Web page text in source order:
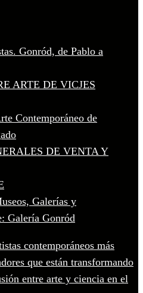
Gonród, de Pablo a
ARTE DE VICJES
Contemporáneo de
DE VENTA Y
Galerías y
Galería Gonród